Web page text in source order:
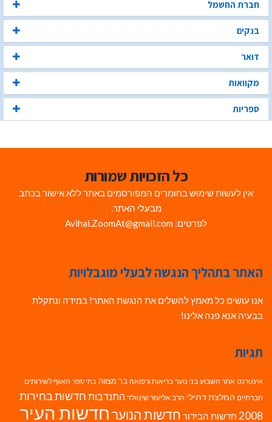
חברת החשמל
בנקים
דואר
מקוואות
ספריות
כל הזכויות שמורות
אין לעשות שימוש בחומרים המפורסמים באתר ללא אישור בכתב
מבעלי האתר.
לפרטים: Avihai.ZoomAt@gmail.com
האתר בתהליך הנגשה לבעלי מוגבלויות
אנו עושים כל מאמץ להשלים את הנגשת האתר! במידה ונתקלת
בבעיה אנא פנה אלינו!
תגיות
אינטרנט אתר השבוע בני נוער בריאות ורפואה בר מצווה בתי ספר האגף לשירותים
חברתיים המלצת דתילי הרב אליעזר שינוולד התנדבות חדשות בחירות
2008 חדשות הבידור חדשות הנוערחדשות העיר